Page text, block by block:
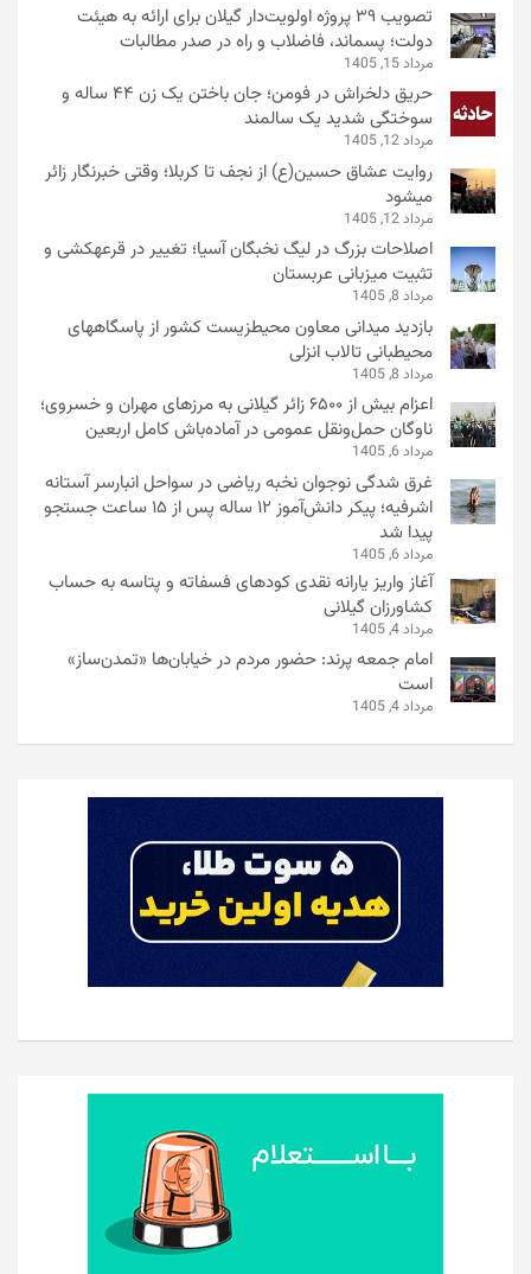
تصویب ۳۹ پروژه اولویت‌دار گیلان برای ارائه به هیئت
دولت؛ پسماند، فاضلاب و راه در صدر مطالبات
مرداد 15, 1405
حریق دلخراش در فومن؛ جان باختن یک زن ۴۴ ساله و
سوختگی شدید یک سالمند
مرداد 12, 1405
روایت عشاق حسین(ع) از نجف تا کربلا؛ وقتی خبرنگار زائر
میشود
مرداد 12, 1405
اصلاحات بزرگ در لیگ نخبگان آسیا؛ تغییر در قرعهکشی و
تثبیت میزبانی عربستان
مرداد 8, 1405
بازدید میدانی معاون محیطزیست کشور از پاسگاههای
محیطبانی تالاب انزلی
مرداد 8, 1405
اعزام بیش از ۶۵۰۰ زائر گیلانی به مرزهای مهران و خسروی؛
ناوگان حمل‌ونقل عمومی در آماده‌باش کامل اربعین
مرداد 6, 1405
غرق شدگی نوجوان نخبه ریاضی در سواحل انبارسر آستانه
اشرفیه؛ پیکر دانش‌آموز ۱۲ ساله پس از ۱۵ ساعت جستجو
پیدا شد
مرداد 6, 1405
آغاز واریز یارانه نقدی کودهای فسفاته و پتاسه به حساب
کشاورزان گیلانی
مرداد 4, 1405
امام جمعه پرند: حضور مردم در خیابان‌ها «تمدن‌ساز»
است
مرداد 4, 1405